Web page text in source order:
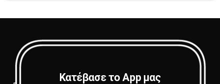
Κατέβασε το App μας